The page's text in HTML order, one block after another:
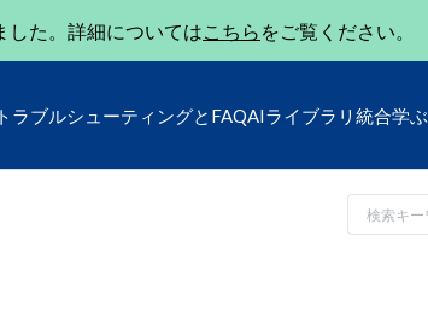
した。詳細についてはこちら をご覧ください。
トラブルシューティングとFAQAIライブラリ 統合学ぶ